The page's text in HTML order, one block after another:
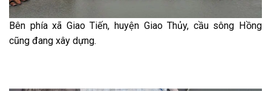
Bên phía xã Giao Tiến, huyện Giao Thủy, cầu sông Hồng
cũng đang xây dựng.